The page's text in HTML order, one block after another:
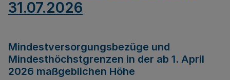
31.07.2026
Mindestversorgungsbezüge und
Mindesthöchstgrenzen in der ab 1. April
2026 maßgeblichen Höhe